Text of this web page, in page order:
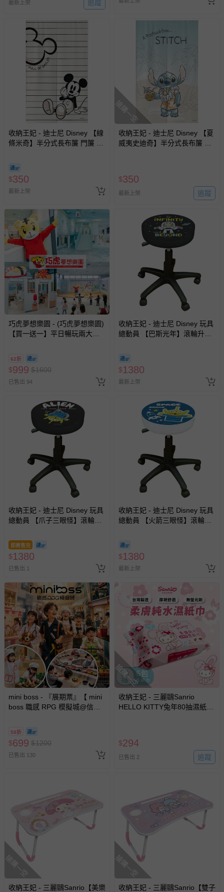
最新上架 追蹤
收納王妃 - 迪士尼 Disney 【線
條米奇】半分式長布簾 門簾 窗
$350
最新上架
搶購一空
收納王妃 - 迪士尼 Disney 【夏
威夷史迪奇】半分式長布簾 門
$350
最新上架 追蹤
巧虎夢想樂園 - (巧虎夢想樂園)
【買一送一】平日暢玩兩大一
2026/10/16 正券逾期視同現金
券使用
62折
$999 $1600
已售出 94
收納王妃 - 迪士尼 Disney 玩具
總動員 【巴斯光年】滾輪升降
$1380
最新上架
收納王妃 - 迪士尼 Disney 玩具
總動員 【爪子三眼怪】滾輪升
即將售完
$1380
已售出 1
收納王妃 - 迪士尼 Disney 玩具
總動員 【火箭三眼怪】滾輪升
$1380
最新上架
mini boss - 『展期票』【 mini
boss 職感 RPG 模擬城@信義
換，依現場梯次安排入場，逾
期作廢) (兒童票(2歲以上)贈一
名陪伴成人)
58折
$699 $1200
已售出 130
搶購一空
收納王妃 - 三麗鷗Sanrio
HELLO KITTY兔年80抽濕紙巾
$294
已售出 2 追蹤
搶購一空
收納王妃 - 三麗鷗Sanrio【美樂
搶購一空
收納王妃 - 三麗鷗Sanrio【雙子